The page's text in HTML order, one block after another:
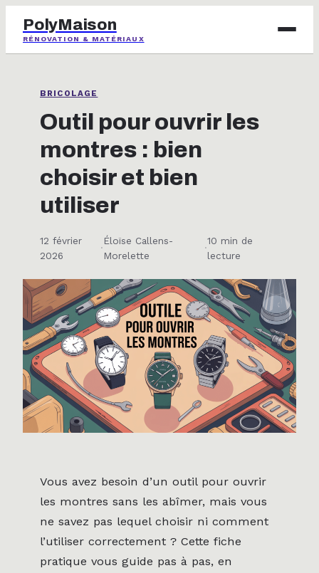
PolyMaison
RÉNOVATION & MATÉRIAUX
IMMOBILIER
JARDINAGE
MAISON & DÉCO
BRICOLAGE
Outil pour ouvrir les
montres : bien
choisir et bien
utiliser
12 février
2026
·
Éloïse Callens-
Morelette
·
10 min de
lecture
Vous avez besoin d’un outil pour ouvrir
les montres sans les abîmer, mais vous
ne savez pas lequel choisir ni comment
l’utiliser correctement ? Cette fiche
pratique vous guide pas à pas, en